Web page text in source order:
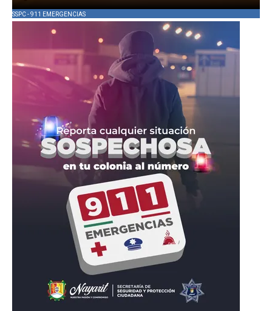
SSPC - 911 EMERGENCIAS